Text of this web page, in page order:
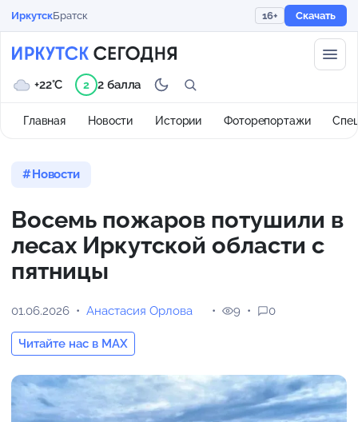
ИркутскБратск 16+ Скачать
Главная Новости Истории Фоторепортажи
+22°C 2 2 балла
Новости
Восемь пожаров потушили в
лесах Иркутской области с
пятницы
01.06.2026 Анастасия Орлова
Читайте нас в MAX
9 0